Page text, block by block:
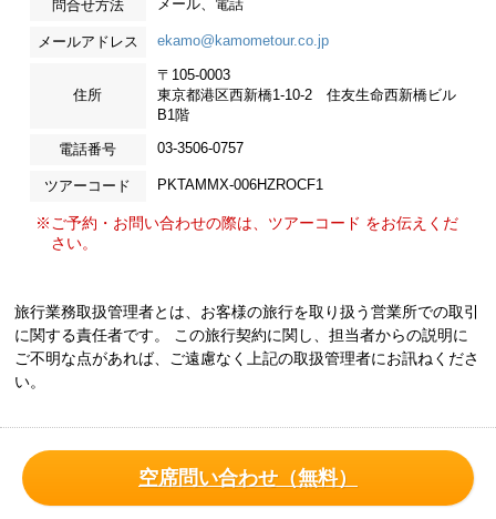
問合せ方法 メール、電話
メールアドレス ekamo@kamometour.co.jp
住所
〒105-0003
東京都港区西新橋1-10-2 住友生命西新橋ビル
B1階
電話番号 03-3506-0757
ツアーコード PKTAMMX-006HZROCF1
※ご予約・お問い合わせの際は、ツアーコード をお伝えくだ
さい。
旅行業務取扱管理者とは、お客様の旅行を取り扱う営業所での取引
に関する責任者です。 この旅行契約に関し、担当者からの説明に
ご不明な点があれば、ご遠慮なく上記の取扱管理者にお訊ねくださ
い。
空席問い合わせ（無料）